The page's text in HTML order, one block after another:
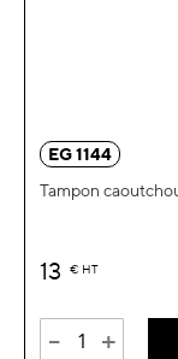
EG 1144
Tampon
13 € HT
- +